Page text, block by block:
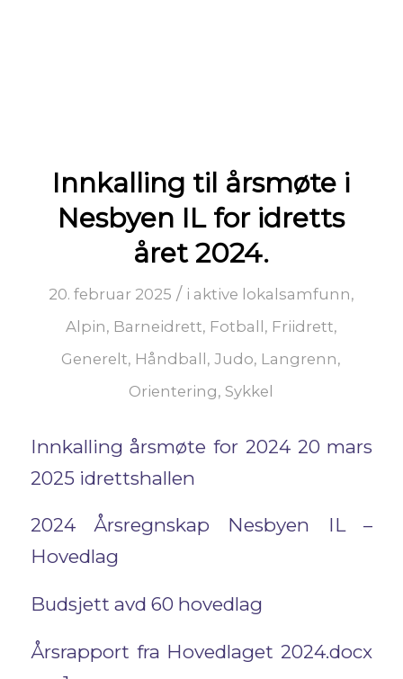
Innkalling til årsmøte i
Nesbyen IL for idretts
året 2024.
20. februar 2025 / i aktive lokalsamfunn,
Alpin, Barneidrett, Fotball , Friidrett,
Generelt, Håndball ,Judo, Langrenn,
Orientering,Sykkel
Innkalling årsmøte for 2024 20 mars
2025 idrettshallen
2024 Årsregnskap Nesbyen IL –
Hovedlag
Budsjett avd 60 hovedlag
Årsrapport fra Hovedlaget 2024.docx